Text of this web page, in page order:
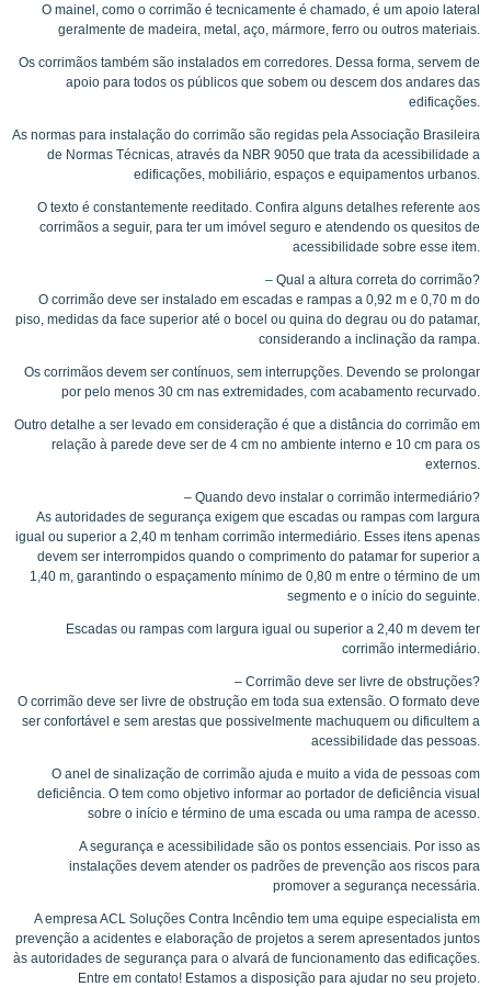
O mainel, como o corrimão é tecnicamente é chamado, é um apoio lateral
geralmente de madeira, metal, aço, mármore, ferro ou outros materiais.
Os corrimãos também são instalados em corredores. Dessa forma, servem de
apoio para todos os públicos que sobem ou descem dos andares das
edificações.
As normas para instalação do corrimão são regidas pela Associação Brasileira
de Normas Técnicas, através da NBR 9050 que trata da acessibilidade a
edificações, mobiliário, espaços e equipamentos urbanos.
O texto é constantemente reeditado. Confira alguns detalhes referente aos
corrimãos a seguir, para ter um imóvel seguro e atendendo os quesitos de
acessibilidade sobre esse item.
– Qual a altura correta do corrimão?
O corrimão deve ser instalado em escadas e rampas a 0,92 m e 0,70 m do
piso, medidas da face superior até o bocel ou quina do degrau ou do patamar,
considerando a inclinação da rampa.
Os corrimãos devem ser contínuos, sem interrupções. Devendo se prolongar
por pelo menos 30 cm nas extremidades, com acabamento recurvado.
Outro detalhe a ser levado em consideração é que a distância do corrimão em
relação à parede deve ser de 4 cm no ambiente interno e 10 cm para os
externos.
– Quando devo instalar o corrimão intermediário?
As autoridades de segurança exigem que escadas ou rampas com largura
igual ou superior a 2,40 m tenham corrimão intermediário. Esses itens apenas
devem ser interrompidos quando o comprimento do patamar for superior a
1,40 m, garantindo o espaçamento mínimo de 0,80 m entre o término de um
segmento e o início do seguinte.
Escadas ou rampas com largura igual ou superior a 2,40 m devem ter
corrimão intermediário.
– Corrimão deve ser livre de obstruções?
O corrimão deve ser livre de obstrução em toda sua extensão. O formato deve
ser confortável e sem arestas que possivelmente machuquem ou dificultem a
acessibilidade das pessoas.
O anel de sinalização de corrimão ajuda e muito a vida de pessoas com
deficiência. O tem como objetivo informar ao portador de deficiência visual
sobre o início e término de uma escada ou uma rampa de acesso.
A segurança e acessibilidade são os pontos essenciais. Por isso as
instalações devem atender os padrões de prevenção aos riscos para
promover a segurança necessária.
A empresa ACL Soluções Contra Incêndio tem uma equipe especialista em
prevenção a acidentes e elaboração de projetos a serem apresentados juntos
às autoridades de segurança para o alvará de funcionamento das edificações.
Entre em contato! Estamos a disposição para ajudar no seu projeto.